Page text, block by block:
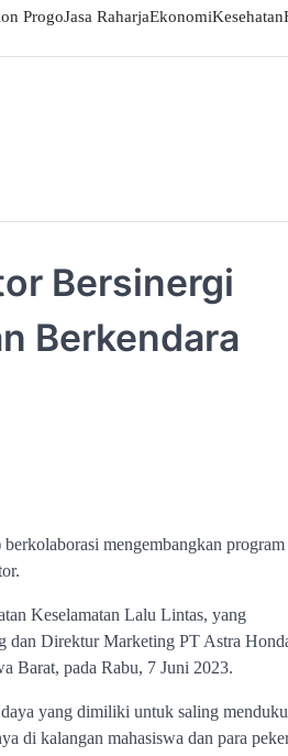
ProgoJasa RaharjaEkonomiKesehatan
Bersinergi
Berkendara
mengembangkan program
Keselamatan Lalu Lintas, yang
dan Direktur Marketing PT Astra
Barat, pada Rabu, 7 Juni 2023.
yang dimiliki untuk saling
di kalangan mahasiswa dan para